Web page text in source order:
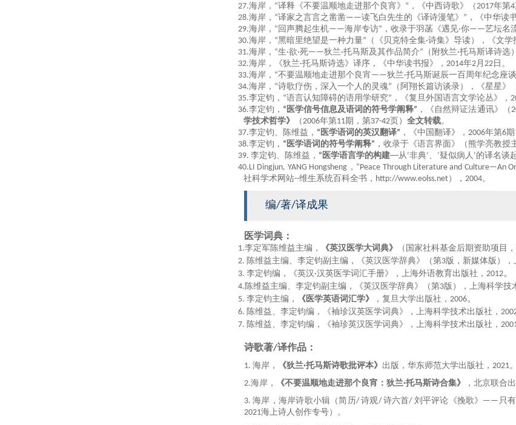
27.海岸， “译释《不要温顺地走进那个良宵 》 ” ， 《中西诗歌》 （2017年第4
28.海岸， “译家之言 言之凿凿——读飞白先生的《译诗漫笔》 ” ， 《中华读
29.海岸 ，“ 回声腾起生机——海岸专访”，收录于羽菡 《遇见·你——艺坛名
30.海岸，“黑暗里绝望是一种力量”（《贝克特全集·诗集》导读），《文学
31.海岸，“生·欲·死——狄兰·托马斯及其作品简介”（附狄兰·托马斯译诗选
32.海岸，《狄兰·托马斯诗选》译序，《中华读书报》， 2014年2月 22 日。
33.海岸，“不要温顺地走进那个良宵 ——狄兰·托马斯诞辰一百周年纪念座
34.海岸， “诗歌疗伤，深入一个人的灵魂” （ 阿翔长篇访谈录），《星星》
35.李定钧， “语言认知障碍的语用学研究” ，《复旦外国语言文学论丛》，
36.李定钧， “医学信号信息及语词的符号学阐释” ，《自然辩证法通讯》 （
学技术哲学》
（2006年第11期，第37-42页） 全文转载。
37.李定钧、陈维益 ， “医学语词的英汉翻译” ，《中国翻译》， 2006年第6
38.李定钧， “医学语词的符号学阐释” ， 收录于 《语言界面》（熊学亮教授
39. 李定钧、陈维益， “医学语言学的构建──从‘非典’、 ‘疑似病人’的译名谈
40.LI Dingjun, YANG Hongsheng ， “Peace Through Literature and Culture—An
社科学术网站--维生系统百科全书， http://www.eolss.net）， 2004。
编/著/译成果
医学词典：
1.李定军陈维益主编， 《英汉医学大词典》 （ 国家社科基金后期资助项目 ，
2. 陈维益主编、李定钧副主编，《英汉医学辞典》（第3版 ，新媒体版），
3. 李定钧编，《英汉·汉英医学词汇手册》，上海外语教育出版社， 2012。
4. 陈维益主编、李定钧副主编，《英汉医学辞典》（第3版），上海科学技
5. 李定钧主编， 《医学英语词汇学》 ，复旦大学出版社， 2006。
6. 陈维益、李定钧编，《袖珍汉英医学词典》，上海科学技术出版社，
7. 陈维益、李定钧编，《袖珍英汉医学词典》，上海科学技术出版社，
诗歌著/译作品 ：
1. 海岸， 《狄兰·托马斯诗歌批评本》 出版，华东师范大学出版社， 2021。
2.海岸， 《不要温顺地走进那个良宵： 狄兰·托马斯诗合集》 ，北京联合
3.海岸，海岸诗歌小辑（简历/诗观/ 诗六首/ 刘平评论《挽歌》——只有
2021海上诗人创作专号）。